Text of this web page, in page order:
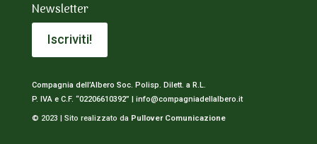
Newsletter
Iscriviti!
Compagnia dell’Albero Soc. Polisp. Dilett. a R.L.
P. IVA e C.F. “02206610392” | info@compagniadellalbero.it
© 2023 | Sito realizzato da Pullover Comunicazione